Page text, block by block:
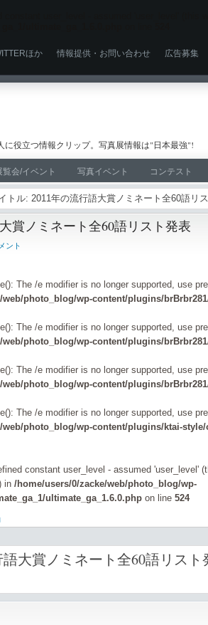
ほか 情報提供・お問い合わせ 広告募集
に役立つ情報クリップ。写真展情報は"日本最強"!
覧会/イベント 写真イベント コンテスト
トル: 2011年の流行語大賞ノミネート全60語リ
賞ノミネート全60語リスト発表
ント
The /e modifier is no longer supported, use
web/photo_blog/wp-content/plugins/
The /e modifier is no longer supported, use
web/photo_blog/wp-content/plugins/
The /e modifier is no longer supported, use
web/photo_blog/wp-content/plugins/
The /e modifier is no longer supported, use
web/photo_blog/wp-content/plugins/ktai-
constant user_level - assumed 'user_level'
in /home/users/0/zacke/web/photo_blog/wp-
ultimate_ga_1.6.0.php on line 524
語大賞ノミネート全60語リス